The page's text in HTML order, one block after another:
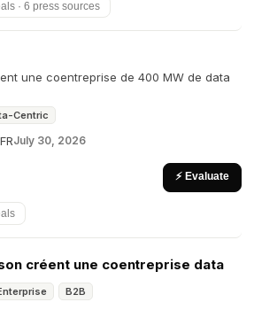
· 6 press sources
une coentreprise de 400 MW de data
Centric
FRJuly 30, 2026
⚡ Evaluate
créent une coentreprise data
B2B